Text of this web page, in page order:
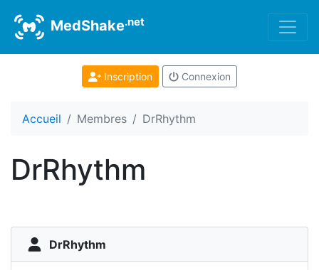
MedShake.net
Inscription Connexion
Accueil Membres DrRhythm
DrRhythm
DrRhythm